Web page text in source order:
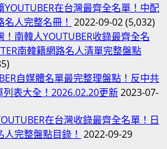
YOUTUBER在台灣最齊全名單！中配
人完整名冊！ 2022-09-02(5,032)
南韓人YOUTUBER收錄最齊全名
南韓籍網路名人清單完整盤點
自媒體名單最完整理盤點！反中共
列表大全！2026.02.20更新2023-07-
在台灣收錄最齊全名單！日
完整盤點目錄！ 2022-09-29